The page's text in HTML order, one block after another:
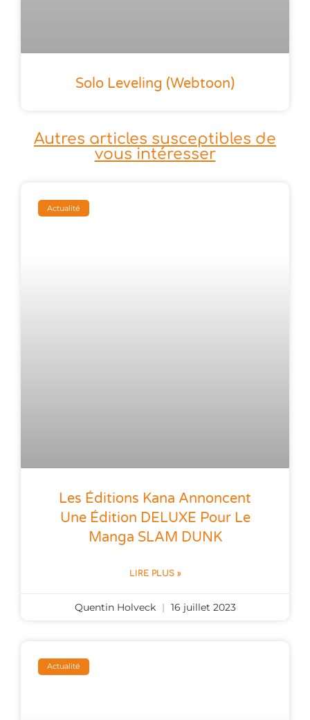
Solo Leveling (Webtoon)
Autres articles susceptibles de
vous intéresser
Actualité
Les Éditions Kana Annoncent
Une Édition DELUXE Pour Le
Manga SLAM DUNK
LIRE PLUS »
Quentin Holveck 16 juillet 2023
Actualité